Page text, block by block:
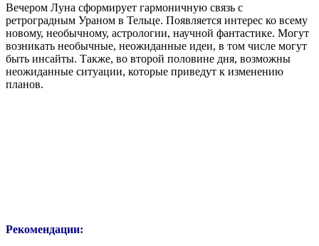
Вечером Луна сформирует гармоничную связь с
ретроградным Ураном в Тельце. Появляется интерес ко всему
новому, необычному, астрологии, научной фантастике. Могут
возникать необычные, неожиданные идеи, в том числе могут
быть инсайты. Также, во второй половине дня, возможны
неожиданные ситуации, которые приведут к изменению
планов.
Рекомендации: